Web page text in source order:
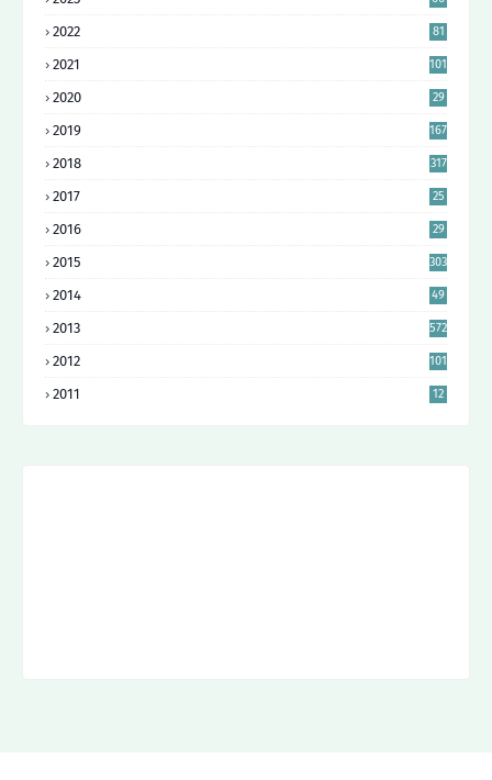
2022 81
2021 101
2020
29
2019 167
2018 317
2017
25
2016
29
2015 303
2014
49
2013 572
2012 101
2011 12